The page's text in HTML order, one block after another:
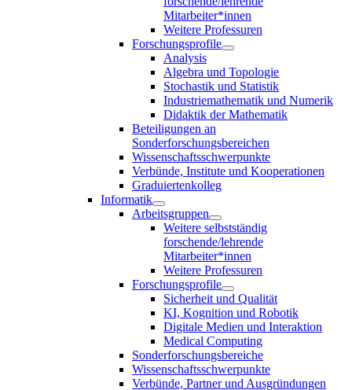
Mitarbeiter*innen
Weitere Professuren
Forschungsprofile
Analysis
Algebra und Topologie
Stochastik und Statistik
Industriemathematik und Numerik
Didaktik der Mathematik
Beteiligungen an
Sonderforschungsbereichen
Wissenschaftsschwerpunkte
Verbünde, Institute und Kooperationen
Graduiertenkolleg
Informatik
Arbeitsgruppen
Weitere selbstständig
forschende/lehrende
Mitarbeiter*innen
Weitere Professuren
Forschungsprofile
Sicherheit und Qualität
KI, Kognition und Robotik
Digitale Medien und Interaktion
Medical Computing
Sonderforschungsbereiche
Wissenschaftsschwerpunkte
Verbünde, Partner und Ausgründungen